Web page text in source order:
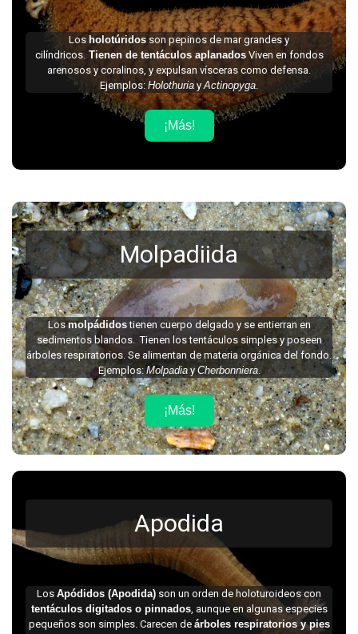
Los holotúridos son pepinos de mar grandes y
cilíndricos. Tienen de tentáculos aplanadosViven en fondos
arenosos y coralinos, y expulsan vísceras como defensa.
Ejemplos: Holothuria y Actinopyga
¡Más!
Molpadiida
Losmolpádidostienen cuerpo delgado y se entierran en
sedimentos blandos. Tienen los tentáculos simples y poseen
árboles respiratorios. Se alimentan de materia orgánica del fondo.
Ejemplos:MolpadiayCherbonniera.
¡Más!
Apodida
Los Apódidos (Apodida) son un orden de holoturoideos con
tentáculos digitados o pinnados, aunque en algunas especies
pequeños son simples. Carecen de árboles respiratorios y pies